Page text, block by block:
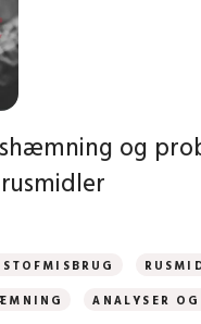
og
ANALYSER